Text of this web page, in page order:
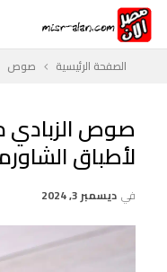
الصفحة الرئيسية صوص
صوص الزبادي
لأطباق
في ديسمبر 3, 2024